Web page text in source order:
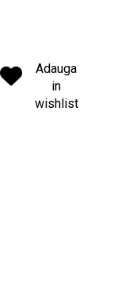
Adauga
in
wishlist